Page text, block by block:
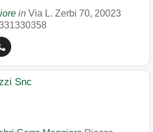
in Via L. Zerbi 70, 20023
Snc